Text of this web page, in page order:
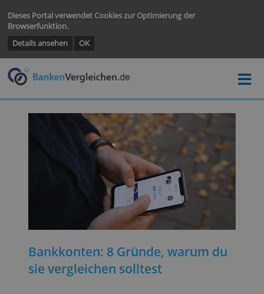
Dieses Portal verwendet Cookies zur Optimierung der
Browserfunktion.
Details ansehen OK